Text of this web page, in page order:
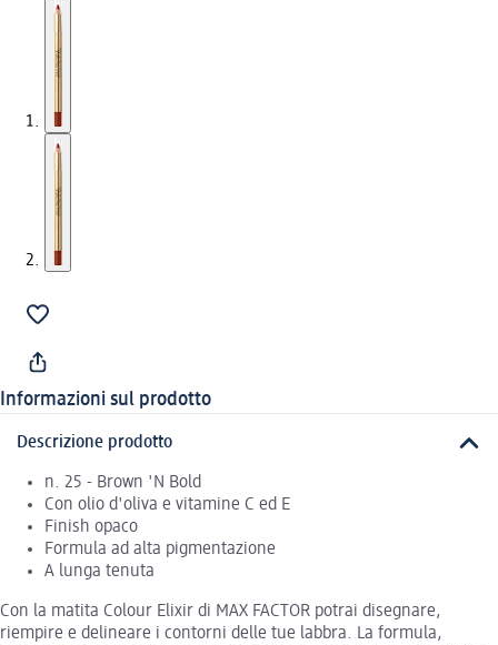
Informazioni sul prodotto
Descrizione prodotto
n. 25 - Brown 'N Bold
Con olio d'oliva e vitamine C ed E
Finish opaco
Formula ad alta pigmentazione
A lunga tenuta
Con la matita Colour Elixir di MAX FACTOR potrai disegnare,
riempire e delineare i contorni delle tue labbra. La formula,